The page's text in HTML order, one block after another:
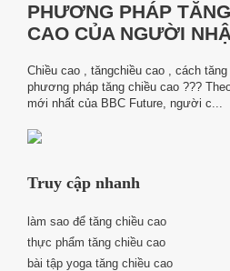
PHƯƠNG PHÁP
CAO CỦA NGƯỜI
Chiều cao , tăngchiều cao , cách tăng
phương pháp tăng chiều cao ???
mới nhất của BBC Future, người c...
Truy cập nhanh
làm sao để tăng chiều cao
thực phẩm tăng chiều cao
bài tập yoga tăng chiều cao